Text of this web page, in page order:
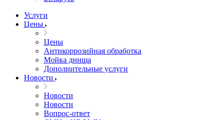
Услуги
Цены
Цены
Антикоррозийная обработка
Мойка днища
Дополнительные услуги
Новости
Новости
Новости
Вопрос-ответ